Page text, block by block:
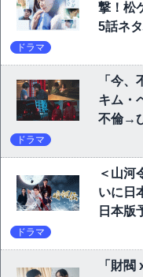
撃！松
5話ネ
ドラマ
「今
キム・
不倫→
ドラマ
＜山河
いに日
日本版
ドラマ
「財